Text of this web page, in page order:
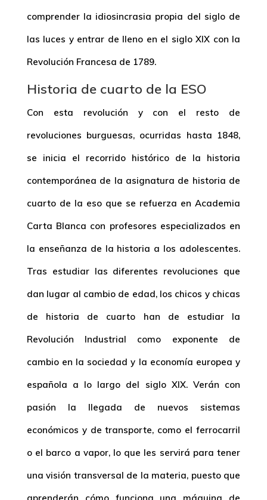
comprender la idiosincrasia propia del siglo de
las luces y entrar de lleno en el siglo XIX con la
Revolución Francesa de 1789.
Historia de cuarto de la ESO
Con esta revolución y con el resto de
revoluciones burguesas, ocurridas hasta 1848,
se inicia el recorrido histórico de la historia
contemporánea de la asignatura de historia de
cuarto de la eso que se refuerza en Academia
Carta Blanca con profesores especializados en
la enseñanza de la historia a los adolescentes.
Tras estudiar las diferentes revoluciones que
dan lugar al cambio de edad, los chicos y chicas
de historia de cuarto han de estudiar la
Revolución Industrial como exponente de
cambio en la sociedad y la economía europea y
española a lo largo del siglo XIX. Verán con
pasión la llegada de nuevos sistemas
económicos y de transporte, como el ferrocarril
o el barco a vapor, lo que les servirá para tener
una visión transversal de la materia, puesto que